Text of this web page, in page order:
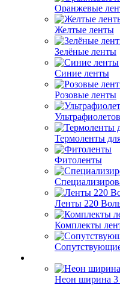
Оранжевые
Желтые ленты
Зелёные ленты
Синие ленты
Розовые ленты
Термоленты
Фитоленты
Ленты 220
Комплекты
Неон ширина